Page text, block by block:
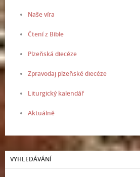
Naše víra
Čtení z Bible
Plzeňská diecéze
Zpravodaj plzeňské diecéze
Liturgický kalendář
Aktuálně
VYHLEDÁVÁNÍ